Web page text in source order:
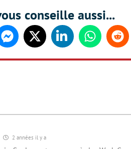
conseille aussi...
MessengerTwitter LinkedinWhatsapp
2 années il y a